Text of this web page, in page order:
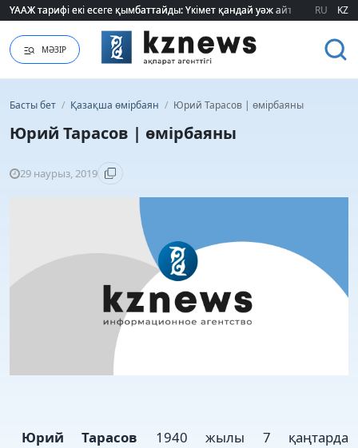
ҮААЖ тарифі екі есеге қымбаттайды: Үкімет қандай уәж айтады?
ҮААЖ тарифі екі есеге қымбаттайды: Үкімет қандай уәж айтады? RU KZ
МӘЗІР
Басты бет / Қазақша өмірбаян / Юрий Тарасов | өмірбаяны
Юрий Тарасов | өмірбаяны
29 наурыз, 2019
Юрий Тарасов 1940 жылы 7 қаңтарда